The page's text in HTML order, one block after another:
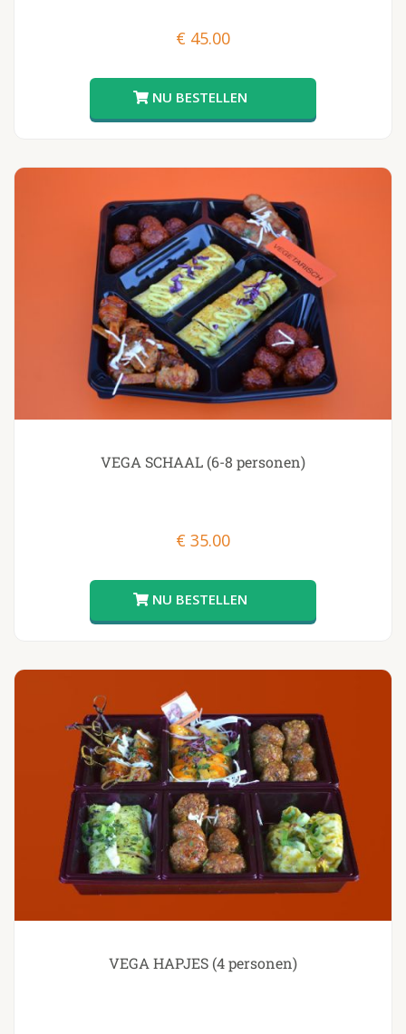
€ 45.00
VEGA SCHAAL (6-8 personen)
€ 35.00
VEGA HAPJES (4 personen)